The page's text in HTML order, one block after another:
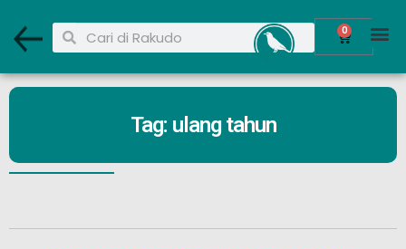
0
Tag: ulang tahun